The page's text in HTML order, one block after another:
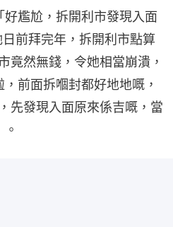
尷尬，拆開利市發現入面
前拜完年，拆開利市點算
竟然無錢，令她相當崩潰，
，前面拆嗰封都好地地嘅，
先發現入面原來係吉嘅，當